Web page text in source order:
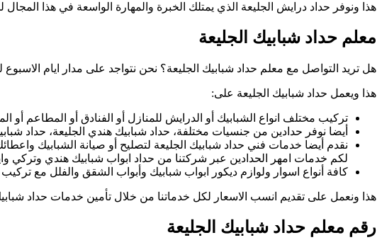
هذا ونوفر حداد درايش الجليعة الذي يمتلك الخبرة والمهارة الواسعة في هذا
معلم حداد شبابيك الجليعة
هل تريد التواصل مع معلم حداد شبابيك الجليعة؟ نحن نتواجد على مدار ايام
هذا ويعمل حداد شبابيك الجليعة على:
تركيب مختلف انواع الشبابيك أو الدرايش للمنازل أو الفنادق أو المطاعم أو
أيضا نوفر حدادين من جنسيات مختلفة، حداد شبابيك هندي الجليعة، حداد
نقدم أيضا خدمات فني حداد شبابيك الجليعة لتصليح أو صيانة الشبابيك
لكم خدمات امهر الحدادين عبر شركتنا من حداد ابواب شبابيك هندي وتركي
كافة أنواع اسوار ولوازم ديكور ابواب شبابيك وأبواب الشقق والفلل مع
هذا ونعمل على تقديم انسب الاسعار لكل خدماتنا من خلال تأمين خدمات حداد
رقم معلم حداد شبابيك الجليعة